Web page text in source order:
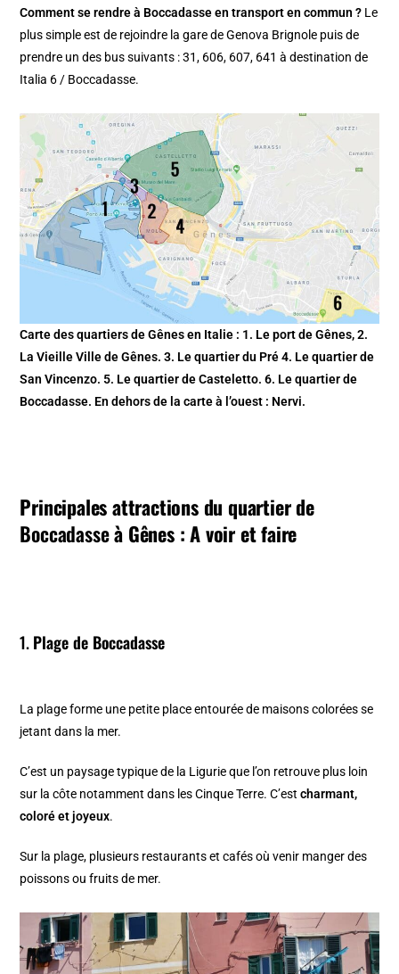
Comment se rendre à Boccadasse en transport en commun ? Le
plus simple est de rejoindre la gare de Genova Brignole puis de
prendre un des bus suivants : 31, 606, 607, 641 à destination de
Italia 6 / Boccadasse.
Carte des quartiers de Gênes en Italie : 1. Le port de Gênes, 2.
La Vieille Ville de Gênes. 3. Le quartier du Pré 4. Le quartier de
San Vincenzo. 5. Le quartier de Casteletto. 6. Le quartier de
Boccadasse. En dehors de la carte à l’ouest : Nervi.
Principales attractions du quartier de
Boccadasseà Gênes : A voir et faire
1.Plage de Boccadasse
La plage forme une petite place entourée de maisons colorées se
jetant dans la mer.
C’est un paysage typique de la Ligurie que l’on retrouve plus loin
sur la côte notamment dans les Cinque Terre. C’estcharmant,
coloré et joyeux.
Sur la plage, plusieurs restaurants et cafés où venir manger des
poissons ou fruits de mer.